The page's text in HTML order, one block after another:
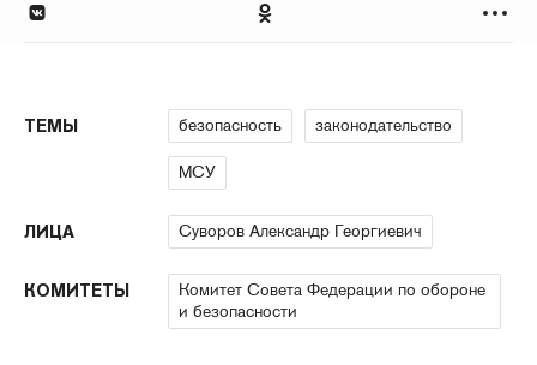
ТЕМЫ безопасность законодательство
МСУ
ЛИЦА Суворов Александр Георгиевич
КОМИТЕТЫ
Комитет Совета Федерации по обороне
и безопасности